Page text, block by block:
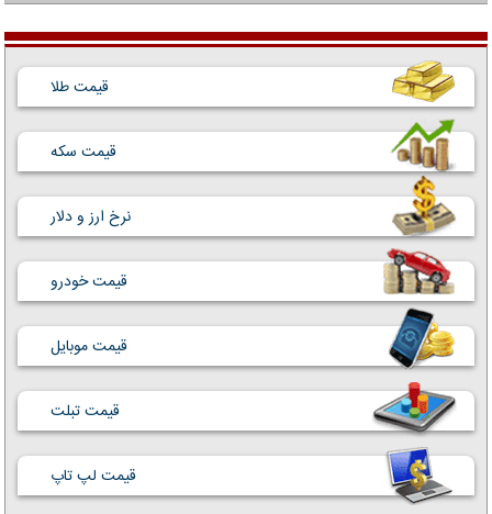
قیمت طلا
قیمت سکه
نرخ ارز و دلار
قیمت خودرو
قیمت موبایل
قیمت تبلت
قیمت لپ تاپ